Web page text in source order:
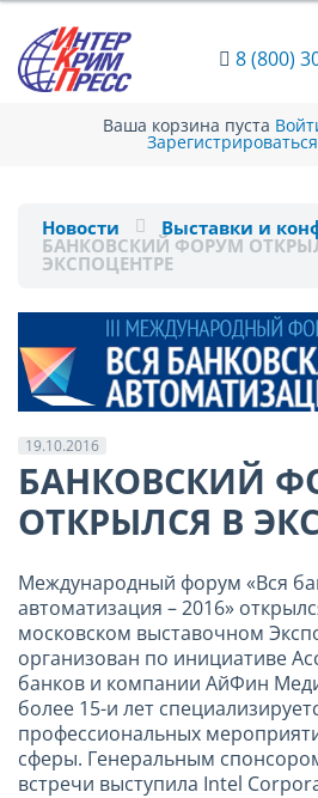
8 (800)
Ваша корзина пуста
Зарегистрироваться
Новости Выставки и
БАНКОВСКИЙ ФОРУМ
ЭКСПОЦЕНТРЕ
19.10.2016
БАНКОВСКИЙ
ОТКРЫЛСЯ В
Международный форум «Вся
автоматизация – 2016»
московском выставочном
организован по инициативе
банков и компании АйФин
более 15-и лет
профессиональных
сферы. Генеральным
встречи выступила Intel